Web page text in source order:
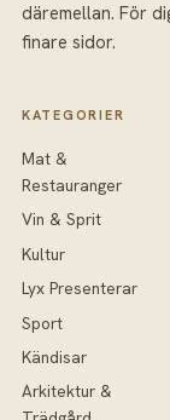
däremellan. För
finare sidor.
KATEGORIER
Mat &
Restauranger
Vin & Sprit
Kultur
Lyx Presenterar
Sport
Kändisar
Arkitektur &